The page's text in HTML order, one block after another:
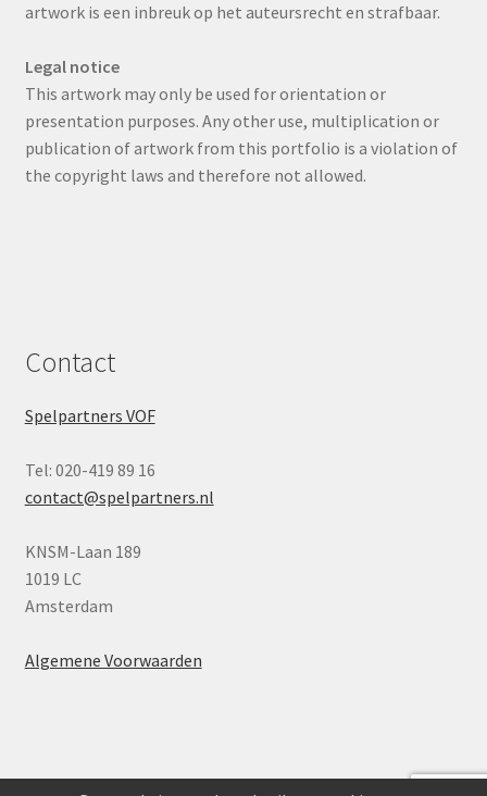
artwork is een inbreuk op het auteursrecht en strafbaar.
Legal notice
This artwork may only be used for orientation or
presentation purposes. Any other use, multiplication or
publication of artwork from this portfolio is a violation of
the copyright laws and therefore not allowed.
Contact
Spelpartners VOF
Tel: 020-419 89 16
contact@spelpartners.nl
KNSM-Laan 189
1019 LC
Amsterdam
Algemene Voorwaarden